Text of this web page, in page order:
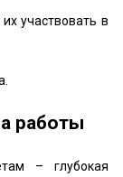
участвовать в
работы
– глубокая